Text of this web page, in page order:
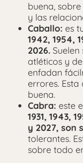
buena,
y las
Caballo: es
1942, 1954,
2026. Suelen
atléticos y
enfadan
errores. Esta
buena.
Cabra: este
1931, 1943,
y 2027, son
tolerantes.
sobre todo